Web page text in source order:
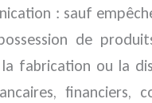
: sauf
de
fabrication ou la